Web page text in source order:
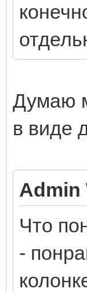
Думаю
в виде
Admin
Что
-